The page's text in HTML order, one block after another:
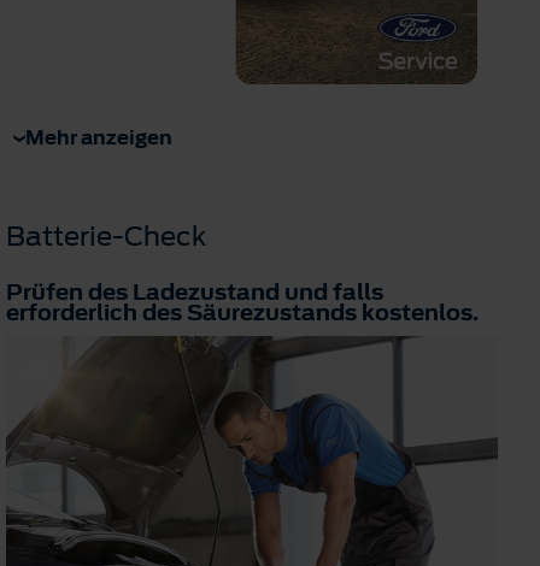
Mehr anzeigen
Batterie-Check
Prüfen des Ladezustand und falls
erforderlich des Säurezustandskostenlos.